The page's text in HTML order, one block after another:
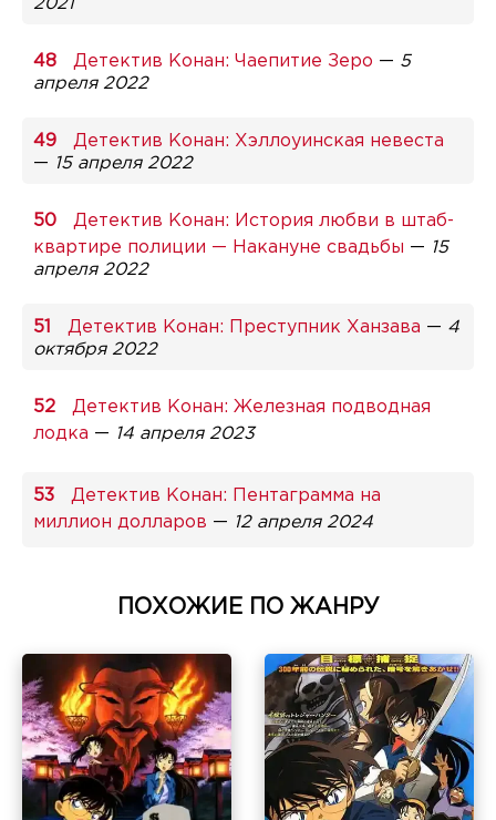
2021
Детектив Конан: Чаепитие Зеро — 5
апреля 2022
Детектив Конан: Хэллоуинская невеста
— 15 апреля 2022
Детектив Конан: История любви в штаб-
квартире полиции — Накануне свадьбы — 15
апреля 2022
Детектив Конан: Преступник Ханзава — 4
октября 2022
Детектив Конан: Железная подводная
лодка — 14 апреля 2023
Детектив Конан: Пентаграмма на
миллион долларов — 12 апреля 2024
ПОХОЖИЕ ПО ЖАНРУ